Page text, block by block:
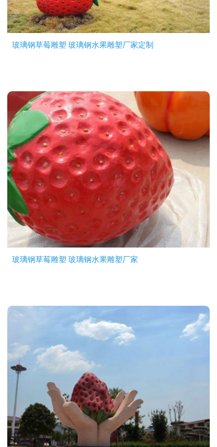
玻璃钢草莓雕塑 玻璃钢水果雕塑厂家定制
玻璃钢草莓雕塑 玻璃钢水果雕塑厂家